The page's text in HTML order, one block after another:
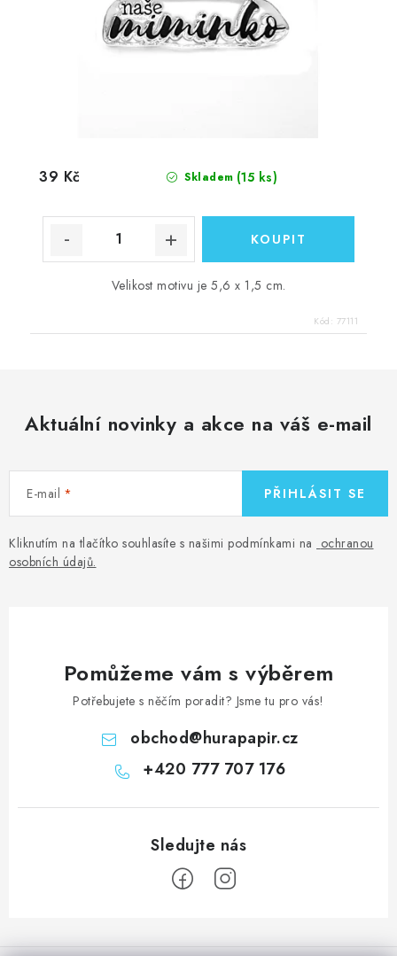
Skladem (15 ks)
39 Kč
Velikost motivu je 5,6 x 1,5 cm.
Kód: 77111
Aktuální novinky a akce na váš e-mail
E-mail
Kliknutím na tlačítko souhlasíte s našimi podmínkami na ochranou
osobních údajů.
PŘIHLÁSIT SE
Pomůžeme vám s výběrem
Potřebujete s něčím poradit? Jsme tu pro vás!
obchod@hurapapir.cz
+420 777 707 176